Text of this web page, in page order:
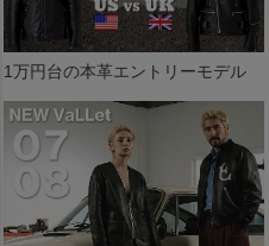
1万円台の本革エントリーモデル